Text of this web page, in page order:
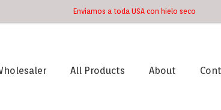
Enviamos a toda USA con hielo seco
All Products About